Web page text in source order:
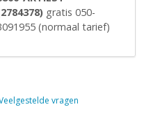
gratis 050-
(normaal tarief)
vragen